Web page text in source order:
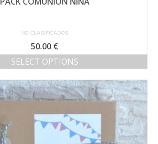
NO CLASIFICADOS
50.00 €
SELECT OPTIONS